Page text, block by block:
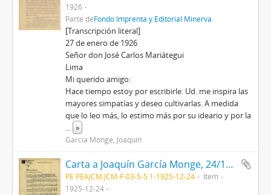
1926
Parte deFondo Imprenta y Editorial Minerva
[Transcripción literal]
27 de enero de 1926
Señor don José Carlos Mariátegui
Lima
Mi querido amigo:
Hace tiempo estoy por escribirle. Ud. me inspira las
mayores simpatías y deseo cultivarlas. A medida
que lo leo más, lo estimo más por su ideario y por la
... »
García Monge, Joaquín
Carta a Joaquín García Monge, 24/12/1925
PE PEAJCM JCM-F-03-5-5.1-1925-12-24
Item
1925-12-24